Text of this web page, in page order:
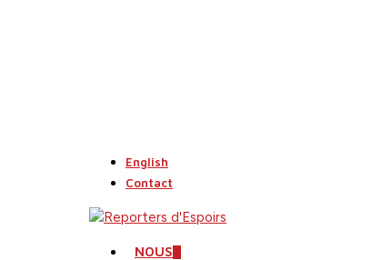
English
Contact
search
Menu NOUS